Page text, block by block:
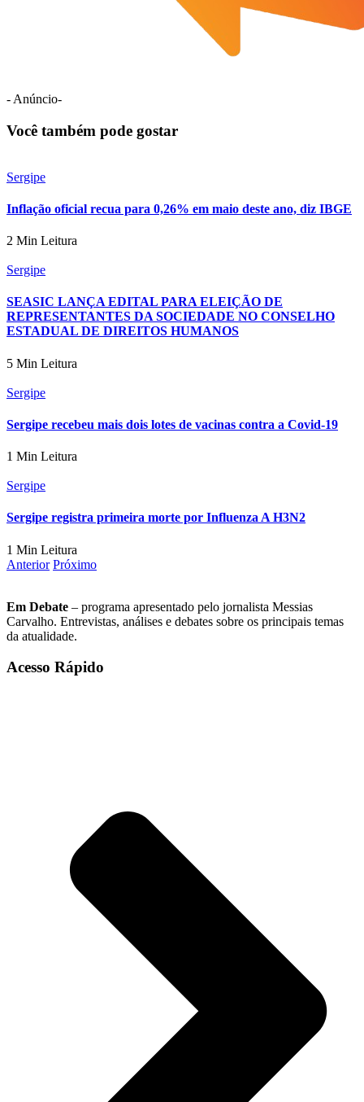
- Anúncio-
Você também pode gostar
Sergipe
Inflação oficial recua para 0,26% em maio deste ano, diz IBGE
2 Min Leitura
Sergipe
SEASIC LANÇA EDITAL PARA ELEIÇÃO DE
REPRESENTANTES DA SOCIEDADE NO CONSELHO
ESTADUAL DE DIREITOS HUMANOS
5 Min Leitura
Sergipe
Sergipe recebeu mais dois lotes de vacinas contra a Covid-19
1 Min Leitura
Sergipe
Sergipe registra primeira morte por Influenza A H3N2
1 Min Leitura
Anterior Próximo
Em Debate – programa apresentado pelo jornalista Messias
Carvalho. Entrevistas, análises e debates sobre os principais temas
da atualidade.
Acesso Rápido